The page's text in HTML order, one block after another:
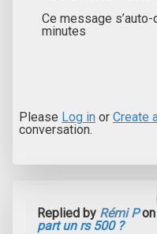
Ce message
minutes
Please Log in or Create
conversation.
Replied by Rémi Pon
part un rs 500 ?